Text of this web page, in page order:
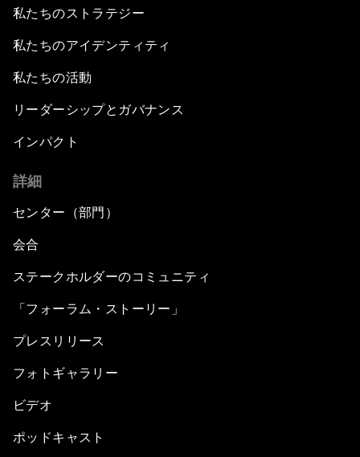
私たちのストラテジー
私たちのアイデンティティ
私たちの活動
リーダーシップとガバナンス
インパクト
詳細
センター（部門）
会合
ステークホルダーのコミュニティ
「フォーラム・ストーリー」
プレスリリース
フォトギャラリー
ビデオ
ポッドキャスト